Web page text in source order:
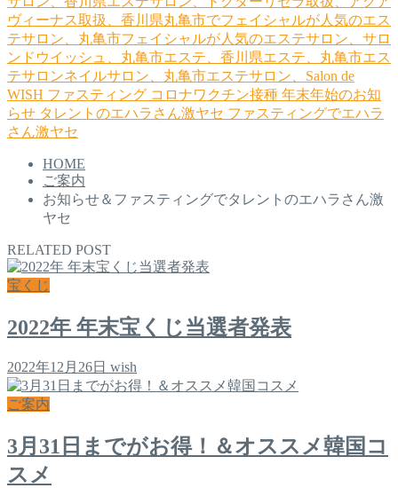
ヴィーナス取扱、香川県丸亀市でフェイシャルが人気のエス
テサロン、丸亀市フェイシャルが人気のエステサロン、サロ
ンドウイッシュ、丸亀市エステ、香川県エステ、丸亀市エス
テサロンネイルサロン、丸亀市エステサロン、Salon de
WISH ファスティング コロナワクチン接種 年末年始のお知
らせ タレントのエハラさん激ヤセ ファスティングでエハラ
さん激ヤセ
HOME
ご案内
お知らせ＆ファスティングでタレントのエハラさん激
ヤセ
RELATED POST
宝くじ
2022年 年末宝くじ当選者発表
2022年12月26日 wish
ご案内
3月31日までがお得！＆オススメ韓国コ
スメ